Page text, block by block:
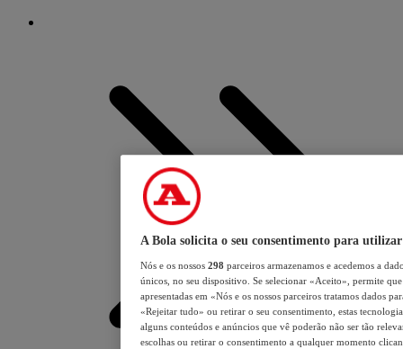
A Bola solicita o seu consentimento para utilizar
Nós e os nossos 298 parceiros armazenamos e acedemos a
únicos, no seu dispositivo. Se selecionar «Aceito», permite
apresentadas em «Nós e os nossos parceiros tratamos dados
«Rejeitar tudo» ou retirar o seu consentimento, estas
alguns conteúdos e anúncios que vê poderão não ser tão
escolhas ou retirar o consentimento a qualquer momento